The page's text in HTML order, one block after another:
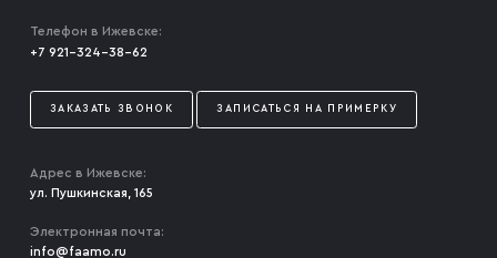
Телефон в Ижевске:
+7 921-324-38-62
ЗАКАЗАТЬ ЗВОНОК ЗАПИСАТЬСЯ НА ПРИМЕРКУ
Адрес в Ижевске:
ул. Пушкинская, 165
Электронная почта:
info@faamo.ru